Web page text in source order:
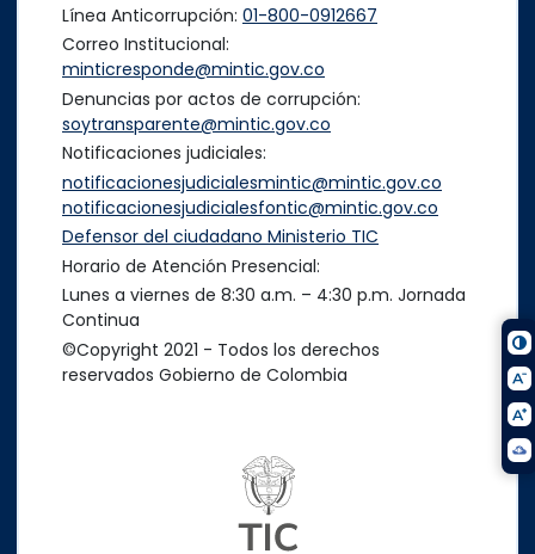
Línea Anticorrupción: 01-800-0912667
Correo Institucional:
minticresponde@mintic.gov.co
Denuncias por actos de corrupción:
soytransparente@mintic.gov.co
Notificaciones judiciales:
notificacionesjudicialesmintic@mintic.gov.co
notificacionesjudicialesfontic@mintic.gov.co
Defensor del ciudadano Ministerio TIC
Horario de Atención Presencial:
Lunes a viernes de 8:30 a.m. – 4:30 p.m. Jornada
Continua
©Copyright 2021 - Todos los derechos
reservados Gobierno de Colombia